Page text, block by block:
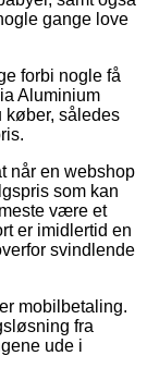
gange love
forbi nogle få
Aluminium
køber, således
når en webshop
som kan
være et
er imidlertid en
svindlende
mobilbetaling.
fra
ude i